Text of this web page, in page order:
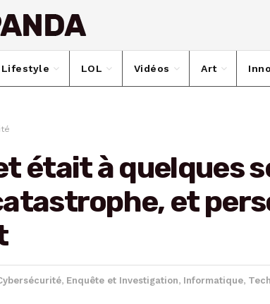
Lifestyle LOL Vidéos Art
était à quelques
et
, Enquête et Investigation, Informatique, Tech